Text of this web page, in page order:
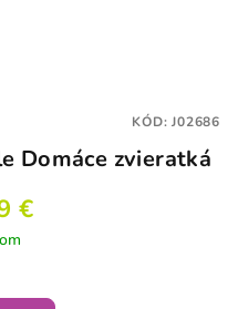
Domáce zvieratká
€
KÓD:J02686